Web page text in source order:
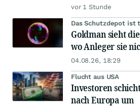
vor 1 Stunde
Das Schutzdepot ist
Goldman sieht
wo Anleger sie
04.08.26, 18:29
Flucht aus USA
Investoren
nach Europa um